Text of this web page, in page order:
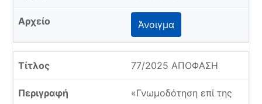
Άνοιγμα
77/2025 ΑΠΟΦΑΣΗ
«Γνωμοδότηση επί της